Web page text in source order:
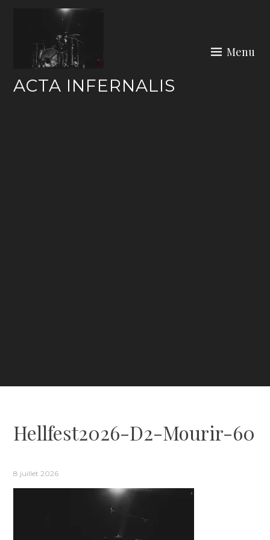
ACTA INFERNALIS
Menu
Hellfest2026-D2-Mourir-60
8 juillet 2026